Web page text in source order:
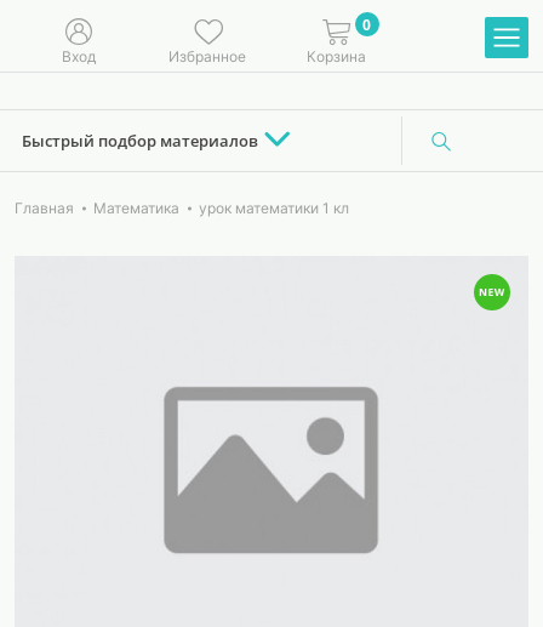
Вход Избранное
0
Корзина
Быстрый подбор материалов
Главная Математика урок математики 1 кл